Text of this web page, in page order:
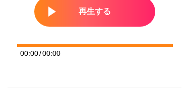
00:00/00:00